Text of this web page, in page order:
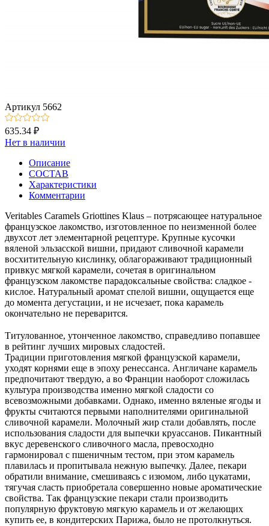
Артикул 5662
635.34 ₽
Нет в наличии
Описание
СОСТАВ
Характеристики
Комментарии
Veritables Caramels Griottines Klaus – потрясающее натуральное
французское лакомство, изготовленное по неизменной более
двухсот лет элементарной рецептуре. Крупные кусочки
вяленой эльзасской вишни, придают сливочной карамели
восхитительную кислинку, облагораживают традиционный
привкус мягкой карамели, сочетая в оригинальном
французском лакомстве парадоксальные свойства: сладкое -
кислое. Натуральный аромат спелой вишни, ощущается еще
до момента дегустации, и не исчезает, пока карамель
окончательно не переварится.
Титулованное, утонченное лакомство, справедливо попавшее
в рейтинг лучших мировых сладостей.
Традиции приготовления мягкой французской карамели,
уходят корнями еще в эпоху ренессанса. Англичане карамель
предпочитают твердую, а во Франции наоборот сложилась
культура производства именно мягкой сладости со
всевозможными добавками. Однако, именно вяленые ягоды и
фрукты считаются первыми наполнителями оригинальной
сливочной карамели. Молочный жир стали добавлять, после
использования сладости для выпечки круассанов. Пикантный
вкус деревенского сливочного масла, превосходно
гармонировал с пшеничным тестом, при этом карамель
плавилась и пропитывала нежную выпечку. Далее, пекари
обратили внимание, смешиваясь с изюмом, либо цукатами,
тягучая сласть приобретала совершенно новые ароматические
свойства. Так французские пекари стали производить
популярную фруктовую мягкую карамель и от желающих
купить ее, в кондитерских Парижа, было не протолкнуться.